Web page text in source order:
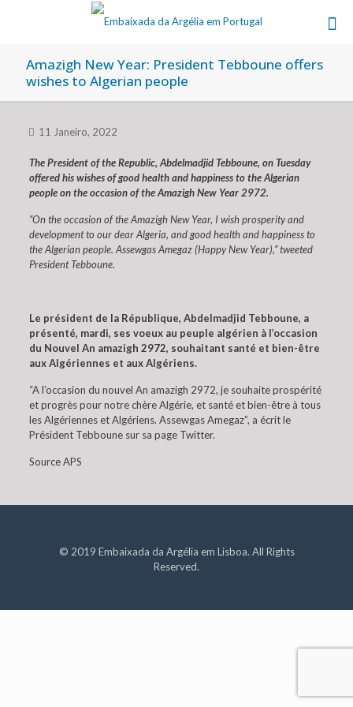
Amazigh New Year: President Tebboune offers
wishes to Algerian people
11 Janeiro, 2022
The President of the Republic, Abdelmadjid Tebboune, on Tuesday
offered his wishes of good health and happiness to the Algerian
people on the occasion of the Amazigh New Year 2972.
“On the occasion of the Amazigh New Year, I wish prosperity and
development to our dear Algeria, and good health and happiness to
the Algerian people. Assewgas Amegaz (Happy New Year),” tweeted
President Tebboune.
Le président de la République, Abdelmadjid Tebboune, a
présenté, mardi, ses voeux au peuple algérien à l’occasion
du Nouvel An amazigh 2972, souhaitant santé et bien-être
aux Algériennes et aux Algériens.
“A l’occasion du nouvel An amazigh 2972, je souhaite prospérité
et progrès pour notre chère Algérie, et santé et bien-être à tous
les Algériennes et Algériens. Assewgas Amegaz”, a écrit le
Président Tebboune sur sa page Twitter.
Source APS
© 2019 Embaixada da Argélia em Lisboa. All Rights
Reserved.